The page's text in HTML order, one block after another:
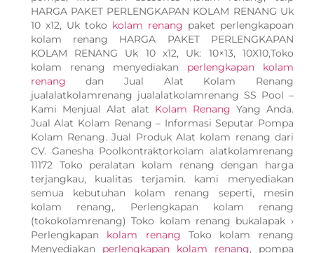
HARGA PAKET PERLENGKAPAN KOLAM RENANG Uk
10 x12, Uk toko kolam renang paket perlengkapoan
kolam renang HARGA PAKET PERLENGKAPAN
KOLAM RENANG Uk 10 x12, Uk: 10×13, 10X10,Toko
kolam renang menyediakan perlengkapan kolam
renang dan Jual Alat Kolam Renang
jualalatkolamrenang jualalatkolamrenang SS Pool –
Kami Menjual Alat alat Kolam Renang Yang Anda.
Jual Alat Kolam Renang – Informasi Seputar Pompa
Kolam Renang. Jual Produk Alat kolam renang dari
CV. Ganesha Poolkontraktorkolam alatkolamrenang
11172 Toko peralatan kolam renang dengan harga
terjangkau, kualitas terjamin. kami menyediakan
semua kebutuhan kolam renang seperti, mesin
kolam renang,. Perlengkapan kolam renang
(tokokolamrenang) Toko kolam renang bukalapak ›
Perlengkapan kolam renang Toko kolam renang
Menyediakan perlengkapan kolam renang, pompa